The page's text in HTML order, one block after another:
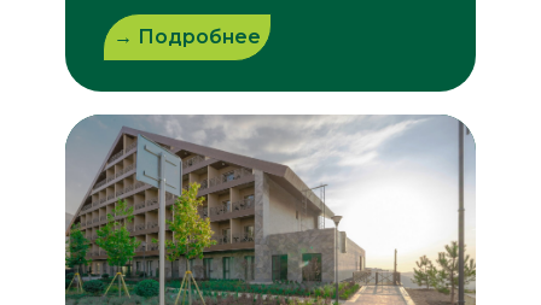
→ Подробнее